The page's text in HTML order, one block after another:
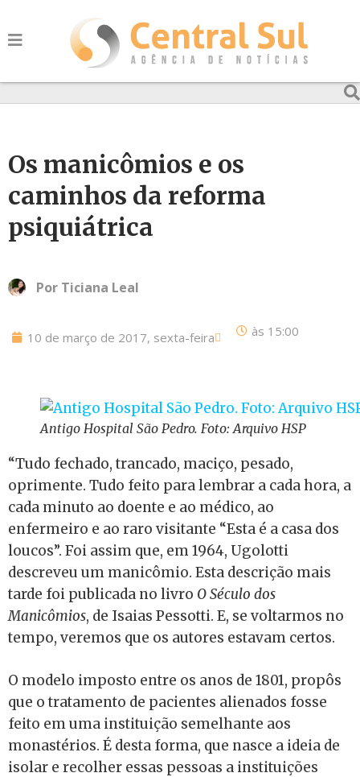
Os manicômios e os
caminhos da reforma
psiquiátrica
Por Ticiana Leal
10 de março de 2017, sexta-feira às 15:00
Antigo Hospital São Pedro. Foto: Arquivo HSP
“Tudo fechado, trancado, maciço, pesado,
oprimente. Tudo feito para lembrar a cada hora, a
cada minuto ao doente e ao médico, ao
enfermeiro e ao raro visitante “Esta é a casa dos
loucos”. Foi assim que, em 1964, Ugolotti
descreveu um manicômio. Esta descrição mais
tarde foi publicada no livro O Século dos
Manicômios, de Isaias Pessotti. E, se voltarmos no
tempo, veremos que os autores estavam certos.
O modelo imposto entre os anos de 1801, propôs
que o tratamento de pacientes alienados fosse
feito em uma instituição semelhante aos
monastérios. É desta forma, que nasce a ideia de
isolar e recolher essas pessoas a instituições